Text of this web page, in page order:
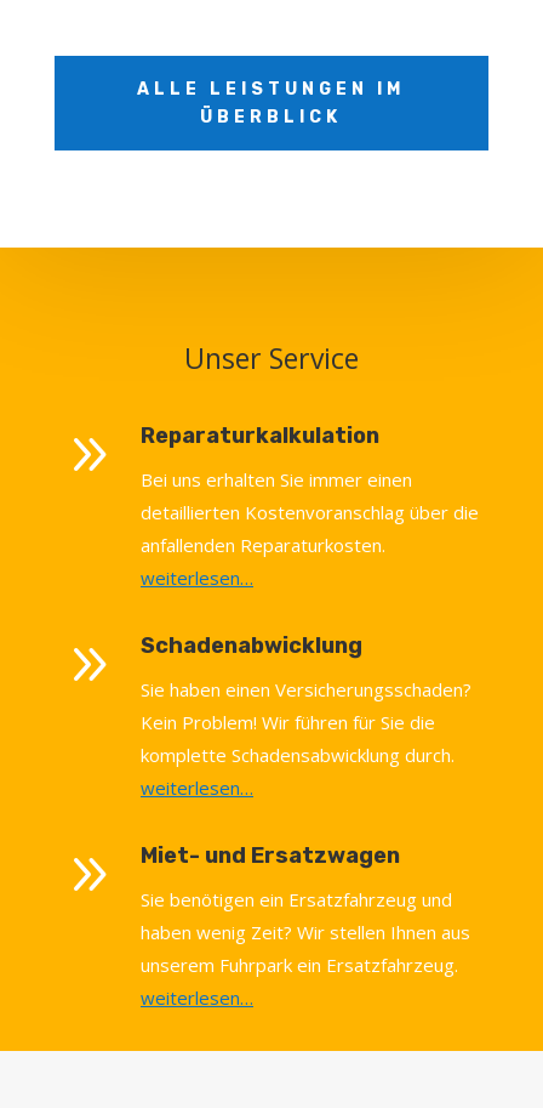
ALLE LEISTUNGEN IM
ÜBERBLICK
Unser Service
9 Reparaturkalkulation
Bei uns erhalten Sie immer einen
detaillierten Kostenvoranschlag über die
anfallenden Reparaturkosten.
weiterlesen…
9 Schadenabwicklung
Sie haben einen Versicherungsschaden?
Kein Problem! Wir führen für Sie die
komplette Schadensabwicklung durch.
weiterlesen…
9 Miet- und Ersatzwagen
Sie benötigen ein Ersatzfahrzeug und
haben wenig Zeit? Wir stellen Ihnen aus
unserem Fuhrpark ein Ersatzfahrzeug.
weiterlesen…